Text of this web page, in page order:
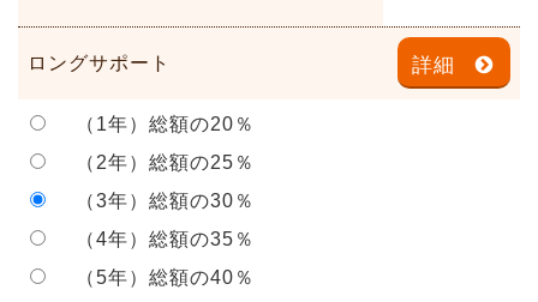
ロングサポート 詳細
（1年）総額の20％
（2年）総額の25％
（3年）総額の30％
（4年）総額の35％
（5年）総額の40％